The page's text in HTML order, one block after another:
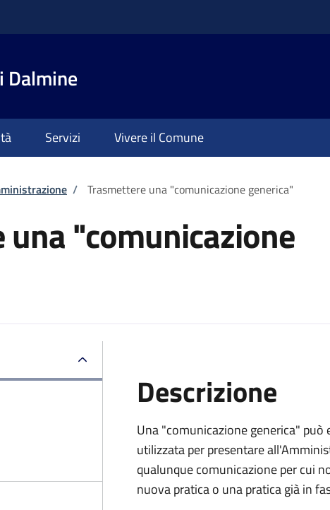
Dalmine
Servizi Vivere il Comune
/ Trasmettere una "comunicazione generica"
"comunicazione
Descrizione
Una "comunicazione generica" può
utilizzata per presentare
qualunque comunicazione per cui
nuova pratica o una pratica già in